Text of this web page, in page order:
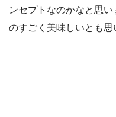
ンセプトなのかなと思
のすごく美味しいとも思